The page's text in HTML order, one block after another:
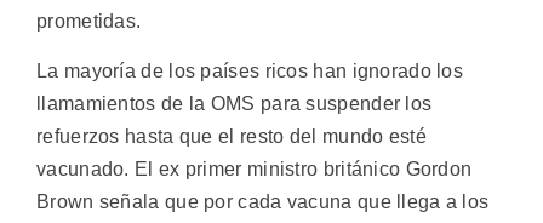
prometidas.
La mayoría de los países ricos han ignorado los
llamamientos de la OMS para suspender los
refuerzos hasta que el resto del mundo esté
vacunado. El ex primer ministro británico Gordon
Brown señala que por cada vacuna que llega a los